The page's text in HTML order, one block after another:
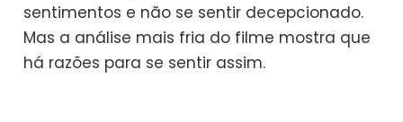
sentimentos e não se sentir decepcionado.
Mas a análise mais fria do filme mostra que
há razões para se sentir assim.